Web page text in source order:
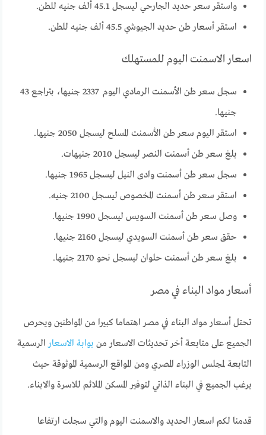
واستقر سعر حديد الجارحي ليسجل 45.1 ألف جنيه للطن.
استقر أسعار طن حديد الجيوشي 45.5 ألف جنيه للطن.
اسعار الاسمنت اليوم للمستهلك
سجل سعر طن الأسمنت الرمادي اليوم 2337 جنيها، بتراجع 43
جنيها.
استقر اليوم سعر طن الأسمنت المسلح ليسجل 2050 جنيها.
بلغ سعر طن أسمنت النصر ليسجل 2010 جنيهات.
سجل سعر طن أسمنت وادى النيل ليسجل 1965 جنيها.
استقر سعر طن أسمنت المخصوص ليسجل 2100 جنيه.
وصل سعر طن أسمنت السويس ليسجل 1990 جنيها.
حقق سعر طن أسمنت السويدي ليسجل 2160 جنيها.
بلغ سعر طن أسمنت حلوان ليسجل نحو 2170 جنيها.
أسعار مواد البناء في مصر
تحتل أسعار مواد البناء في مصر اهتماما كبيرا من المواطنين ويحرص
الجميع على متابعة أخر تحديثات الاسعار من بوابة الاسعارالرسمية
التابعة لمجلس الوزراء المصري ومن المواقع الرسمية الموثوقة حيث
يرغب الجميع في البناء الذاتي لتوفير المسكن الملائم للاسرة والابناء.
قدمنا لكم اسعار الحديد والاسمنت اليوم والتي سجلت ارتفاعا